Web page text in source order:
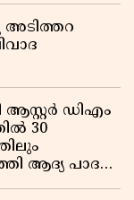
അടിത്തറ
ആസ്റ്റർ ഡിഎം
30
ആദ്യ പാദ